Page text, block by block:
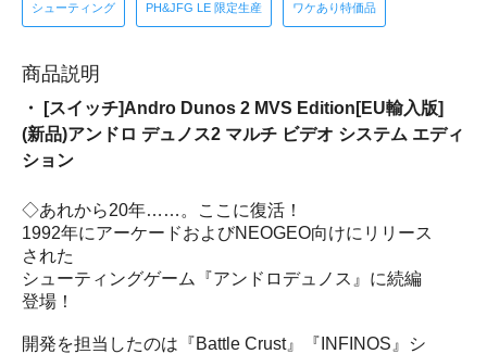
シューティング PH&JFG LE 限定生産 ワケあり特価品
商品説明
・ [スイッチ]Andro Dunos 2 MVS Edition[EU輸入版]
(新品)アンドロ デュノス2 マルチ ビデオ システム エディ
ション
◇あれから20年……。ここに復活！
1992年にアーケードおよびNEOGEO向けにリリース
された
シューティングゲーム『アンドロデュノス』に続編
登場！
開発を担当したのは『Battle Crust』『INFINOS』シ